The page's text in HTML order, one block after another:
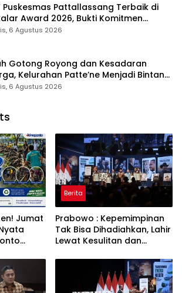
Puskesmas Pattallassang Terbaik di
Award 2026, Bukti Komitmen
Pelayanan Kesehatan Berkualitas
6 Agustus 2026
Gotong Royong dan Kesadaran
Kelurahan Patte’ne Menjadi Bintang
Award 2026
6 Agustus 2026
Jumat
Berita
Prabowo : Kepemimpinan
Tak Bisa Dihadiahkan, Lahir
Lewat Kesulitan dan